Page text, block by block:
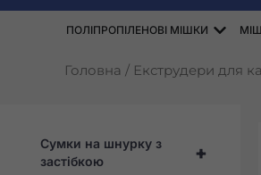
ПОЛІПРОПІЛЕНОВІ МІШКИ
Головна / Екструдери для
+
Сумки на шнурку з
застібкою